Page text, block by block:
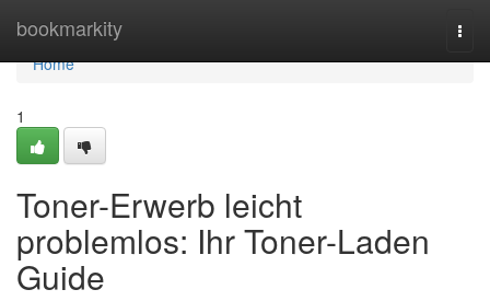
bookmarkity
Home
Home
1
Toner-Erwerb leicht
problemlos: Ihr Toner-Laden
Guide